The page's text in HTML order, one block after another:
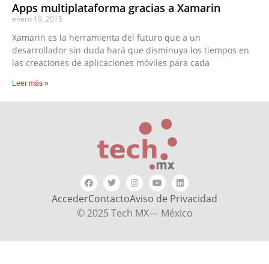
Apps multiplataforma gracias a Xamarin
enero 19, 2015
Xamarin es la herramienta del futuro que a un
desarrollador sin duda hará que disminuya los tiempos en
las creaciones de aplicaciones móviles para cada
Leer más »
AccederContactoAviso de Privacidad
© 2025 Tech MX— México